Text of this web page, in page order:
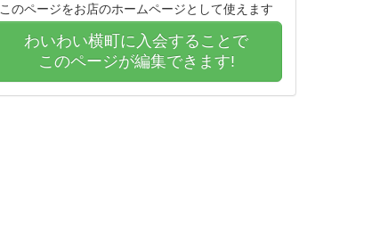
このページをお店のホームページとして使えます
わいわい横町に入会することで
このページが編集できます!